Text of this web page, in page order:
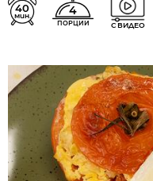
40
мин. 4
ПОРЦИИ С ВИДЕО